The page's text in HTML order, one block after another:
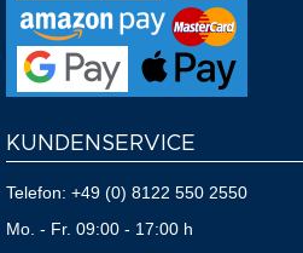
KUNDENSERVICE
Telefon: +49 (0) 8122 550 2550
Mo. - Fr. 09:00 - 17:00 h